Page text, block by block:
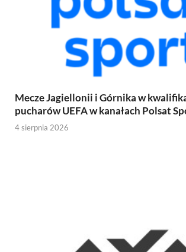
Mecze Jagiellonii i Górnika w
pucharów UEFA w kanałach Polsat
4 sierpnia 2026